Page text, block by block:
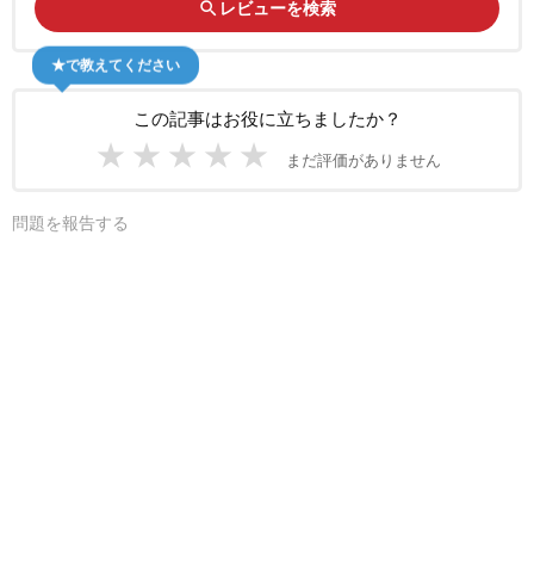
search レビューを検索
この記事はお役に立ちましたか？
★ ★ ★ ★ ★ まだ評価がありません
★で教えてください
問題を報告する